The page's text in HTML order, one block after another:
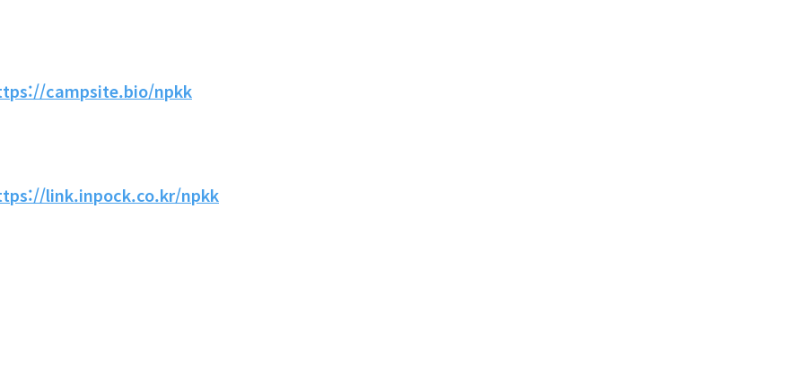
campsite.bio/npkk
link.inpock.co.kr/npkk